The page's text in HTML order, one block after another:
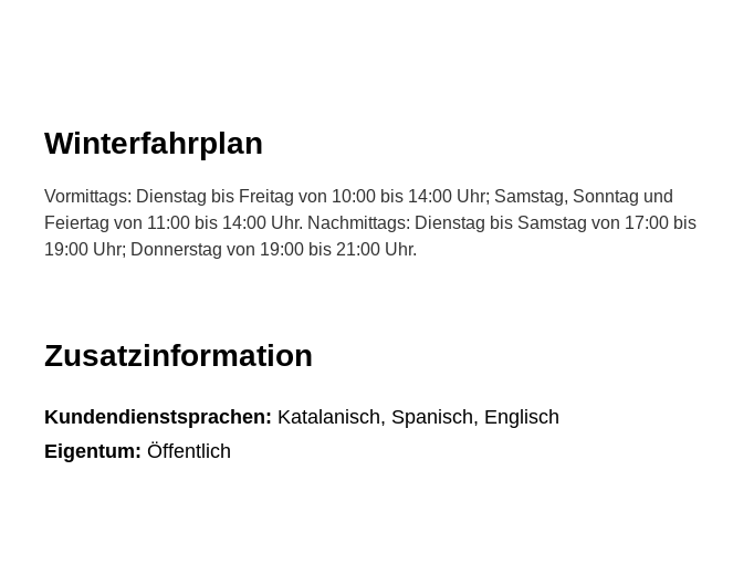
Winterfahrplan
Vormittags: Dienstag bis Freitag von 10:00 bis 14:00 Uhr; Samstag, Sonntag und
Feiertag von 11:00 bis 14:00 Uhr. Nachmittags: Dienstag bis Samstag von 17:00 bis
19:00 Uhr; Donnerstag von 19:00 bis 21:00 Uhr.
Zusatzinformation
Kundendienstsprachen: Katalanisch, Spanisch, Englisch
Eigentum: Öffentlich